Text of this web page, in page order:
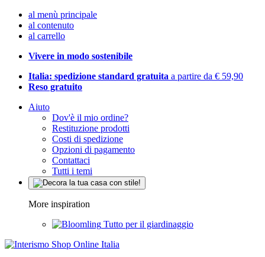
al menù principale
al contenuto
al carrello
Vivere in modo sostenibile
Italia: spedizione standard gratuita a partire da € 59,90
Reso gratuito
Aiuto
Dov'è il mio ordine?
Restituzione prodotti
Costi di spedizione
Opzioni di pagamento
Contattaci
Tutti i temi
More inspiration
Tutto per il giardinaggio